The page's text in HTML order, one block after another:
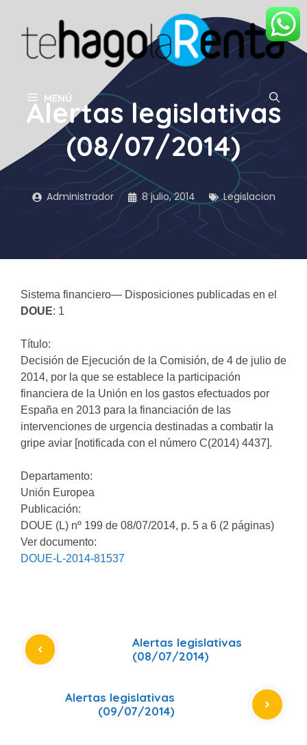
contenido
MENÚ
Alertas legislativas
(08/07/2014)
Administrador 8 julio, 2014 Legislacion
Sistema financiero— Disposiciones publicadas en el
DOUE: 1
Título:
Decisión de Ejecución de la Comisión, de 4 de julio de
2014, por la que se establece la participación
financiera de la Unión en los gastos efectuados por
España en 2013 para la financiación de las
intervenciones de urgencia destinadas a combatir la
gripe aviar [notificada con el número C(2014) 4437].
Departamento:
Unión Europea
Publicación:
DOUE (L) nº 199 de 08/07/2014, p. 5 a 6 (2 páginas)
Ver documento:
DOUE-L-2014-81537
Alertas legislativas
(08/07/2014)
Alertas legislativas
(09/07/2014)